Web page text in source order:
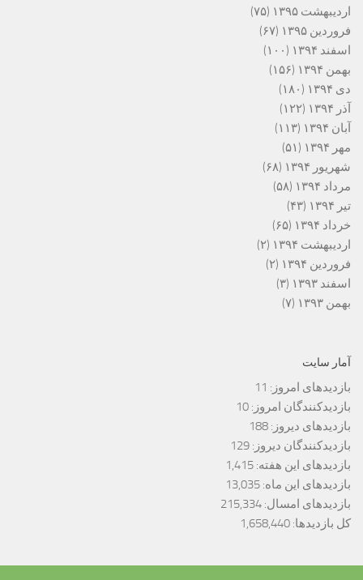
اردیبهشت ۱۳۹۵
(۷۵)
فروردین ۱۳۹۵
(۶۷)
اسفند ۱۳۹۴
(۱۰۰)
بهمن ۱۳۹۴
(۱۵۶)
دی ۱۳۹۴
(۱۸۰)
آذر ۱۳۹۴
(۱۲۲)
آبان ۱۳۹۴
(۱۱۳)
مهر ۱۳۹۴
(۵۱)
شهریور ۱۳۹۴
(۶۸)
مرداد ۱۳۹۴
(۵۸)
تیر ۱۳۹۴
(۴۳)
خرداد ۱۳۹۴
(۶۵)
اردیبهشت ۱۳۹۴
(۲)
فروردین ۱۳۹۴
(۲)
اسفند ۱۳۹۳
(۳)
بهمن ۱۳۹۳
(۷)
آمار سایت
بازدیدهای امروز: 11
بازدیدکنندگان امروز: 10
بازدیدهای دیروز: 188
بازدیدکنندگان دیروز: 129
بازدیدهای این هفته: 1,415
بازدیدهای این ماه: 13,035
بازدیدهای امسال: 215,334
کل بازدیدها: 1,658,440